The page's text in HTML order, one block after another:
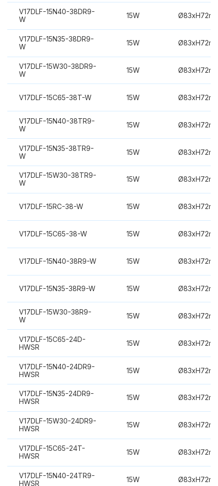
V17DLF-15N40-38DR9-
W
15W
V17DLF-15N35-38DR9-
W
15W
V17DLF-15W30-38DR9-
W
15W
V17DLF-15C65-38T-W 15W
V17DLF-15N40-38TR9-
W
15W
V17DLF-15N35-38TR9-
W
15W
V17DLF-15W30-38TR9-
W
15W
V17DLF-15RC-38-W 15W
V17DLF-15C65-38-W 15W
V17DLF-15N40-38R9-W 15W
V17DLF-15N35-38R9-W 15W
V17DLF-15W30-38R9-
W
15W
V17DLF-15C65-24D-
HWSR
15W
V17DLF-15N40-24DR9-
HWSR
15W
V17DLF-15N35-24DR9-
HWSR
15W
V17DLF-15W30-24DR9-
HWSR
15W
V17DLF-15C65-24T-
HWSR
15W
V17DLF-15N40-24TR9-
HWSR
15W